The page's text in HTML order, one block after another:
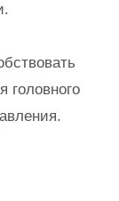
головного